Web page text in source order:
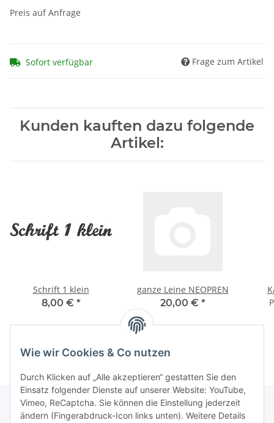
Preis auf Anfrage
Sofort verfügbar Frage zum Artikel
Kunden kauften dazu folgende
Artikel:
Schrift 1 klein
8,00 € *
ganze Leine NEOPREN
20,00 € *
Wie wir Cookies & Co nutzen
Durch Klicken auf „Alle akzeptieren“ gestatten Sie den
Einsatz folgender Dienste auf unserer Website: YouTube,
Vimeo, ReCaptcha. Sie können die Einstellung jederzeit
ändern (Fingerabdruck-Icon links unten). Weitere Details